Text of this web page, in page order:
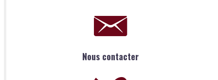
Nous contacter